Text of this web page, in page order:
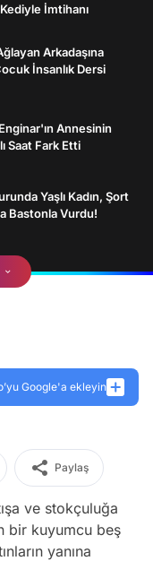
İmtihanı
Arkadaşına
İnsanlık Dersi
Annesinin
Saat Fark Etti
Yaşlı Kadın, Şort
Bastonla Vurdu!
Google'a ekleyin
Paylaş
ve stokçuluğa
bir kuyumcu beş
yanına